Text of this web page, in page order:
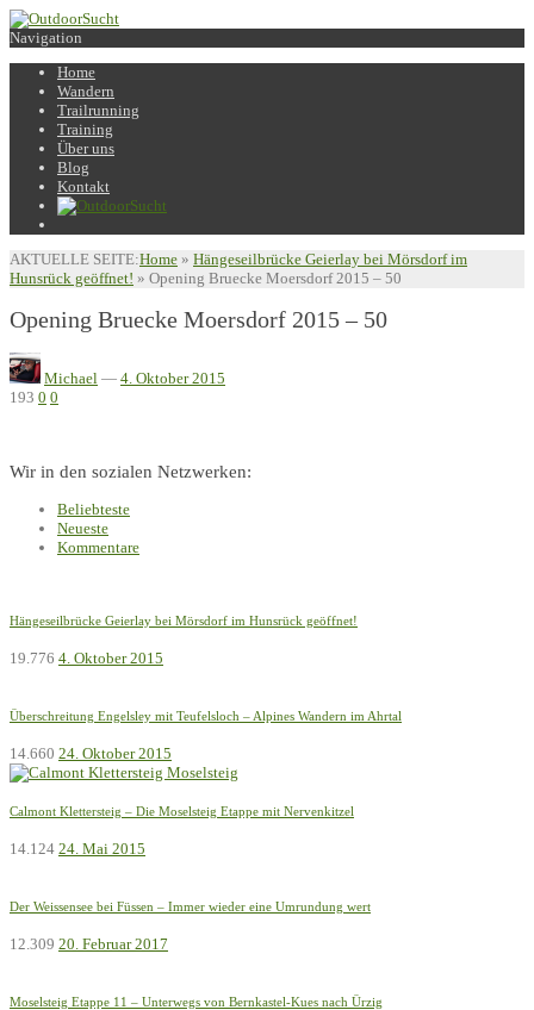
Navigation
Home
Wandern
Trailrunning
Training
Über uns
Blog
Kontakt
AKTUELLE SEITE:Home » Hängeseilbrücke Geierlay bei Mörsdorf im
Hunsrück geöffnet! » Opening Bruecke Moersdorf 2015 – 50
Opening Bruecke Moersdorf 2015 – 50
Michael — 4. Oktober 2015
193 0 0
Wir in den sozialen Netzwerken:
Beliebteste
Neueste
Kommentare
Hängeseilbrücke Geierlay bei Mörsdorf im Hunsrück geöffnet!
19.776 4. Oktober 2015
Überschreitung Engelsley mit Teufelsloch – Alpines Wandern im Ahrtal
14.660 24. Oktober 2015
Calmont Klettersteig – Die Moselsteig Etappe mit Nervenkitzel
14.124 24. Mai 2015
Der Weissensee bei Füssen – Immer wieder eine Umrundung wert
12.309 20. Februar 2017
Moselsteig Etappe 11 – Unterwegs von Bernkastel-Kues nach Ürzig